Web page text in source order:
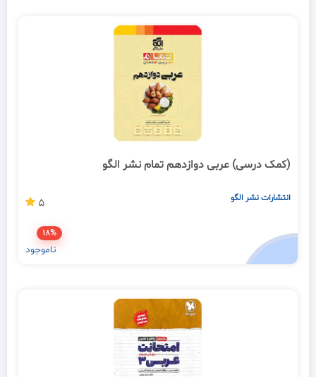
(کمک درسی) عربی دوازدهم تمام نشر الگو
انتشارات نشر الگو 5
18%
ناموجود